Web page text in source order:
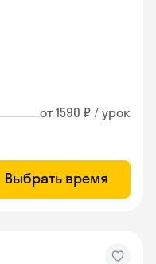
от 1590 ₽ / урок
Выбрать время